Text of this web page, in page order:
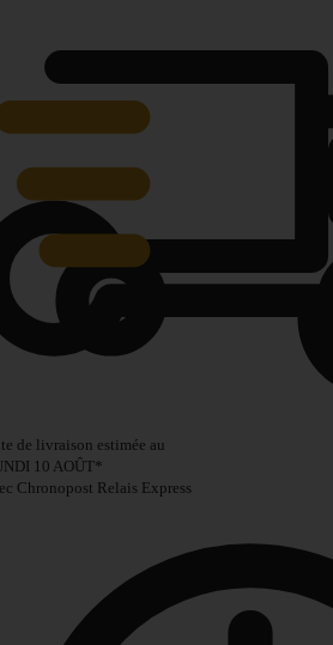
de livraison estimée au
10 AOÛT*
Chronopost Relais Express